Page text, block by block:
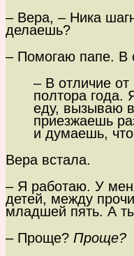
– Вера, – Ника
делаешь?
– Помогаю папе. В
– В отличие от
полтора
еду, вызываю
приезжаешь
и думаешь,
Вера встала.
– Я работаю. У
детей, между
младшей пять. А
– Проще? Проще?